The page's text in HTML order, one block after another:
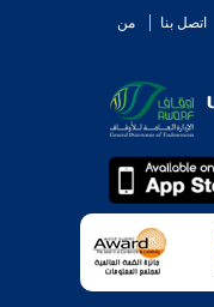
اتصل بنا
من